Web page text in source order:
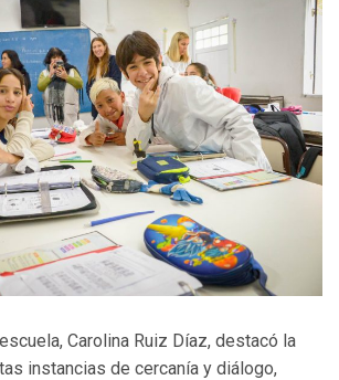
Carolina Ruiz Díaz, destacó la
instancias de cercanía y diálogo,